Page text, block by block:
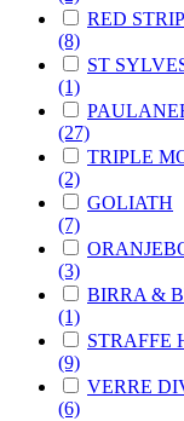
RED
(8)
ST
(1)
(27)
TRIPLE
(2)
GOLIATH
(7)
(3)
BIRRA &
(1)
STRAFFE
(9)
VERRE
(6)